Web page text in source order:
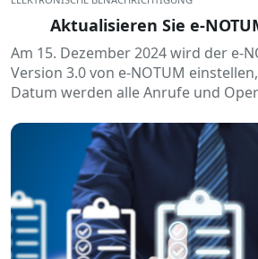
Aktualisieren Sie e-
Am 15. Dezember 2024 wird der e-
Version 3.0 von e-NOTUM
Datum werden alle Anrufe und
e-NOTUM abgewickelt.